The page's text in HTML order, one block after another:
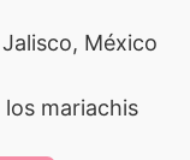
México
mariachis